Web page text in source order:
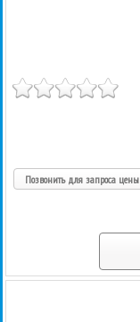
Позвонить для запроса цены